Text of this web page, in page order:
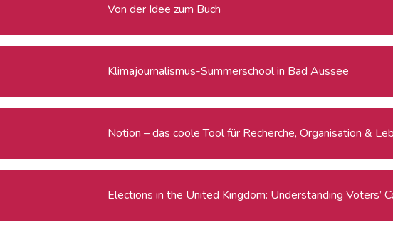
Von der Idee zum Buch
Klimajournalismus-Summerschool in Bad Aussee
Notion – das coole Tool für Recherche, Organisation &
Elections in the United Kingdom: Understanding Voters’